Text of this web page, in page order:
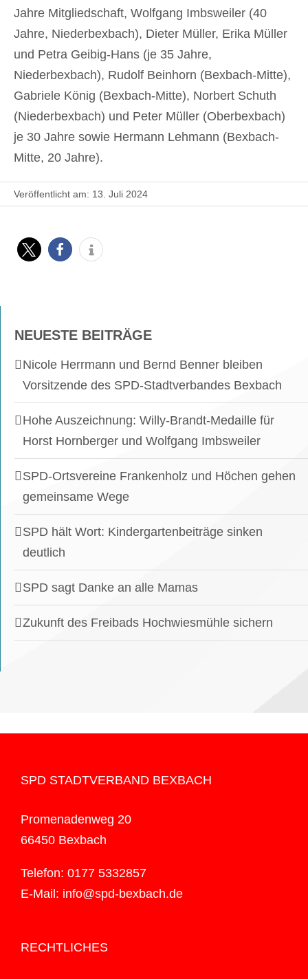
Jahre Mitgliedschaft, Wolfgang Imbsweiler (40
Jahre, Niederbexbach), Dieter Müller, Erika Müller
und Petra Geibig-Hans (je 35 Jahre,
Niederbexbach), Rudolf Beinhorn (Bexbach-Mitte),
Gabriele König (Bexbach-Mitte), Norbert Schuth
(Niederbexbach) und Peter Müller (Oberbexbach)
je 30 Jahre sowie Hermann Lehmann (Bexbach-
Mitte, 20 Jahre).
Veröffentlicht am: 13. Juli 2024
NEUESTE BEITRÄGE
Nicole Herrmann und Bernd Benner bleiben
Vorsitzende des SPD-Stadtverbandes Bexbach
Hohe Auszeichnung: Willy-Brandt-Medaille für
Horst Hornberger und Wolfgang Imbsweiler
SPD-Ortsvereine Frankenholz und Höchen gehen
gemeinsame Wege
SPD hält Wort: Kindergartenbeiträge sinken
deutlich
SPD sagt Danke an alle Mamas
Zukunft des Freibads Hochwiesmühle sichern
SPD STADTVERBAND BEXBACH
Promenadenweg 20
66450 Bexbach
Telefon: 0177 5332857
E-Mail: info@spd-bexbach.de
RECHTLICHES